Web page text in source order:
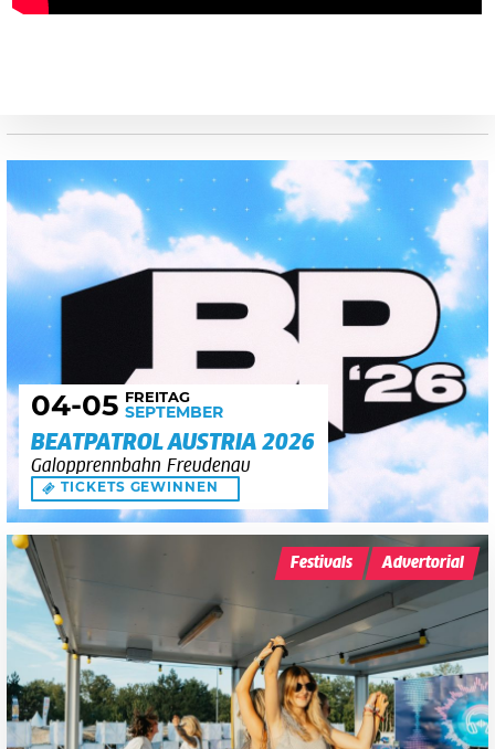
04-05 FREITAG
SEPTEMBER
BEATPATROL AUSTRIA 2026
Galopprennbahn Freudenau
TICKETS GEWINNEN
Festivals Advertorial